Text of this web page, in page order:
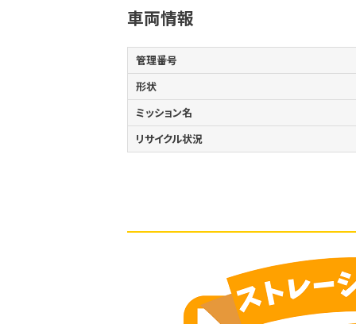
車両情報
管理番号
形状
ミッション名
リサイクル状況